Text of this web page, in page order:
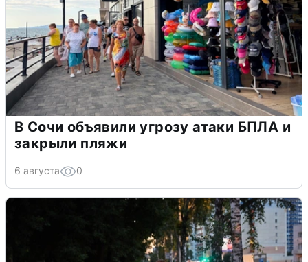
В Сочи объявили угрозу атаки БПЛА и
закрыли пляжи
6 августа 0